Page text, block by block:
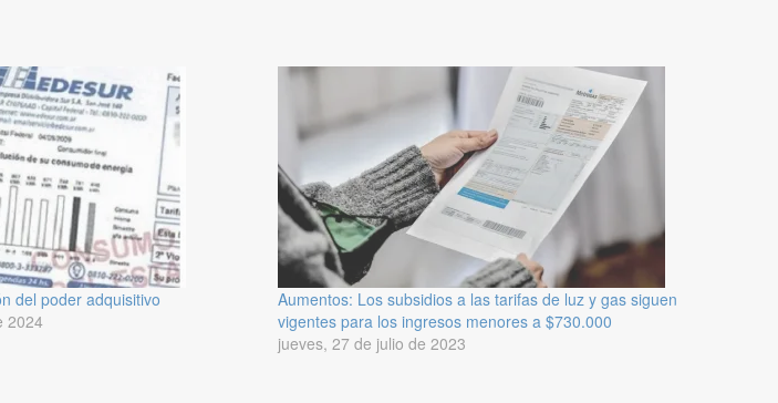
del poder adquisitivo
2024
Aumentos: Los subsidios a las tarifas de luz y gas siguen
vigentes para los ingresos menores a $730.000
jueves, 27 de julio de 2023